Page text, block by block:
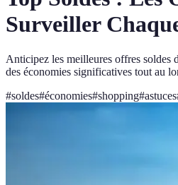
Surveiller
Anticipez les meilleures offres soldes
des économies significatives tout au
#soldes#économies#shopping#astuces